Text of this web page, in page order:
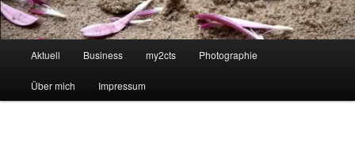
Aktuell Business my2cts Photographie
Über mich Impressum